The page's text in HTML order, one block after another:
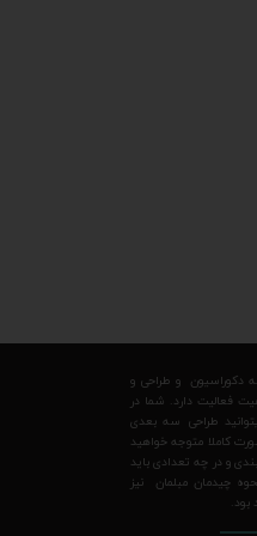
سال 1388 در زمینه دکوراسیون و طراحی و
فعالیت دارد. شما در
طراحی سه بعدی
کاملا متوجه خواهید
و در چه تعدادی باید
چیدمان مبلمان نیز